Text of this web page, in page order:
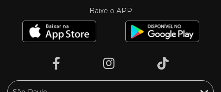
Baixe o APP